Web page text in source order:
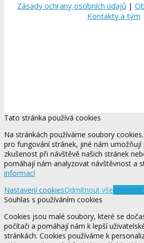
Zásady ochrany osobních údajů |
Kontakty a tým
Tato stránka používá cookies
Na stránkách používáme soubory
pro fungování stránek, jiné nám
zkušenost při návštěvě našich stránek
pomáhají nám analyzovat návštěvnost a
informací
Nastavení cookiesOdmítnout všePřijmout
Souhlas s používáním cookies
Cookies jsou malé soubory, které se
počítači a pomáhají nám k lepší
stránkách. Cookies používáme k